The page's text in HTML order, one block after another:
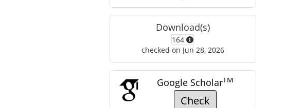
Download(s)
164
checked on Jun 28, 2026
Google ScholarTM
Check